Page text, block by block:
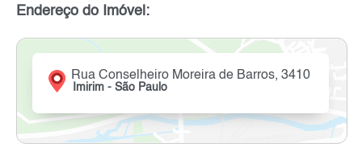
Endereço do Imóvel:
Rua Conselheiro Moreira de Barros, 3410
Imirim - São Paulo